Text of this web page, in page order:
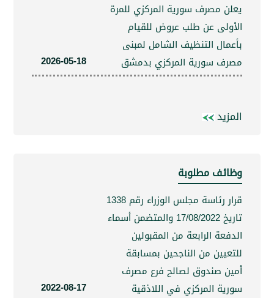
مصرف سورية المركزي للمرة
عن طلب عروض للقيام
التنظيف الشامل لمبنى
سورية المركزي بدمشق
2026-05-18
مطلوبة
قرار رئاسة مجلس الوزراء رقم 1338
تاريخ 17/08/2022 والمتضمن أسماء
الرابعة من المقبولين
من الناجحين بمسابقة
صندوق لصالح فرع مصرف
المركزي في اللاذقية
2022-08-17